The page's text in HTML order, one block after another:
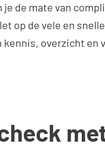
de mate van
op de vele en
overzicht en